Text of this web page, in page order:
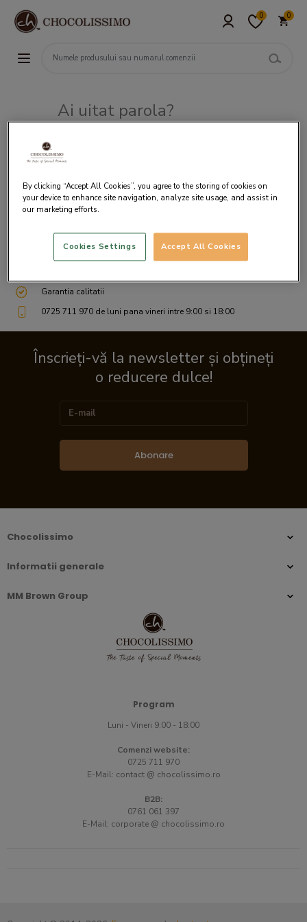
0 0
Ai uitat parola?
Livrare gratuita incepand cu 200 lei
Garantia calitatii
0725 711 970 de luni pana vineri intre 9:00 si 18:00
Înscrieți-vă la newsletter și obțineți
o reducere dulce!
Abonare
Chocolissimo
Informatii generale
MM Brown Group
Program
Luni - Vineri 9:00 - 18:00
Comenzi website:
0725 711 970
E-Mail: contact @ chocolissimo.ro
B2B:
0761 061 397
E-Mail: corporate @ chocolissimo.ro
By clicking “Accept All Cookies”, you agree to the storing of cookies on
your device to enhance site navigation, analyze site usage, and assist in
our marketing efforts.
Accept All Cookies
Cookies Settings